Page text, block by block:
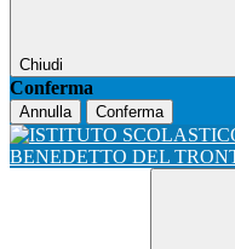
Chiudi
Conferma
Annulla Conferma